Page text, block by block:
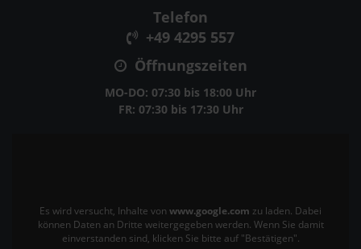
Telefon
+49 4295 557
Öffnungszeiten
MO-DO: 07:30 bis 18:00 Uhr
FR: 07:30 bis 17:30 Uhr
Es wird versucht, Inhalte von www.google.com zu laden. Dabei
können Daten an Dritte weitergegeben werden. Wenn Sie damit
einverstanden sind, klicken Sie bitte auf "Bestätigen".